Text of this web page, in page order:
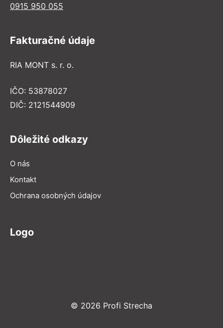
0915 950 055
Fakturačné údaje
RIA MONT s. r. o.
IČO: 53878027
DIČ: 2121544909
Dôležité odkazy
O nás
Kontakt
Ochrana osobných údajov
Logo
© 2026 Profi Strecha